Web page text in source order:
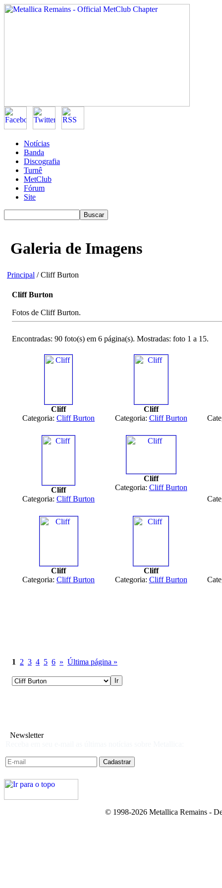
Notícias
Banda
Discografia
Turnê
MetClub
Fórum
Site
Galeria de Imagens
Principal / Cliff Burton
Cliff Burton
Fotos de Cliff Burton.
Encontradas: 90 foto(s) em 6 página(s). Mostradas: foto 1 a 15.
Cliff
Categoria: Cliff Burton
Cliff
Categoria: Cliff Burton
Cliff
Categoria: Cliff Burton
Cliff
Categoria: Cliff Burton
Cliff
Categoria: Cliff Burton
Cliff
Categoria: Cliff Burton
1 2 3 4 5 6 » Última página »
Newsletter
© 1998-2026 Metallica Remains -